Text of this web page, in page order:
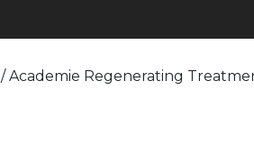
/ Academie Regenerating